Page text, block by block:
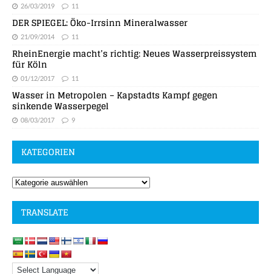
26/03/2019 11
DER SPIEGEL: Öko-Irrsinn Mineralwasser
21/09/2014 11
RheinEnergie macht’s richtig: Neues Wasserpreissystem
für Köln
01/12/2017 11
Wasser in Metropolen – Kapstadts Kampf gegen
sinkende Wasserpegel
08/03/2017 9
KATEGORIEN
TRANSLATE